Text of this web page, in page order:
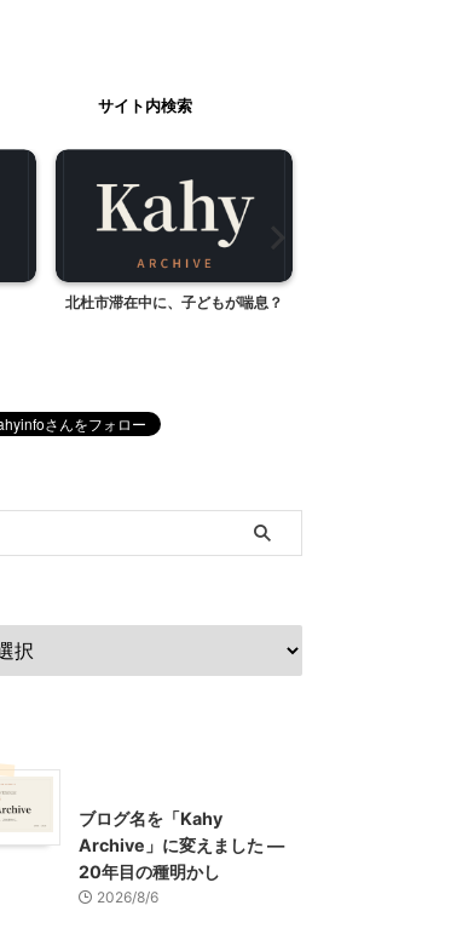
サイト内検索
北杜市滞在中に、子どもが喘息？
ブログ名を「Kahy
Archive」に変えました ―
20年目の種明かし
2026/8/6